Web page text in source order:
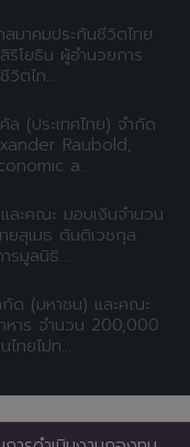
สมาคมประกันชีวิตไทย
โยธิน ผู้อำนวยการ
วิตไท...
ล (ประเทศไทย) จำกัด
Raubold,
a...
ะคณะ มอบเงินจำนวน
สุเมธ ตันติเวชกุล
รมูลนิธิ...
ด (มหาชน) และคณะ
หาร จำนวน 200,000
ทยไม่ท...